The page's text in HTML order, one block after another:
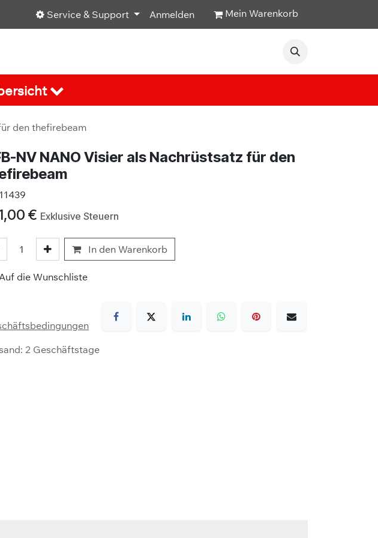
Service & Support Anmelden Mein Warenkorb
den thefirebeam
NV NANO Visier als Nachrüstsatz für den
11439
€ Exklusive Steuern
In den Warenkorb
die Wunschliste
2 Geschäftstage